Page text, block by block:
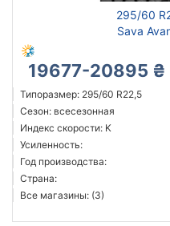
295/60
Sava
19677-20895 ₴
Типоразмер: 295/60 R22,5
Сезон: всесезонная
Индекс скорости: K
Усиленность:
Год производства:
Страна:
Все магазины: (3)